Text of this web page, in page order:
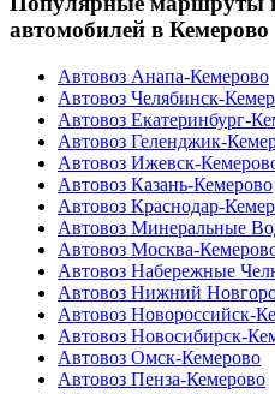
автомобилей в Кемерово
Автовоз Анапа-Кемерово
Автовоз Челябинск-
Автовоз Екатеринбург-
Автовоз Геленджик-
Автовоз Ижевск-
Автовоз Казань-Кемерово
Автовоз Краснодар-
Автовоз Минеральные
Автовоз Москва-
Автовоз Набережные
Автовоз Нижний
Автовоз Новороссийск-
Автовоз Новосибирск-
Автовоз Омск-Кемерово
Автовоз Пенза-Кемерово